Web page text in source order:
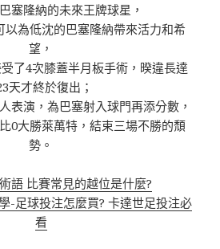
塞隆納的未來王牌球星，
以為低沈的巴塞隆納帶來活力和希
望，
了4次膝蓋半月板手術，暌違長達
天才終於復出；
表演，為巴塞射入球門再添分數，
0大勝萊萬特，結束三場不勝的頹
勢。
語 比賽常見的越位是什麼?
-足球投注怎麼買? 卡達世足投注必
看